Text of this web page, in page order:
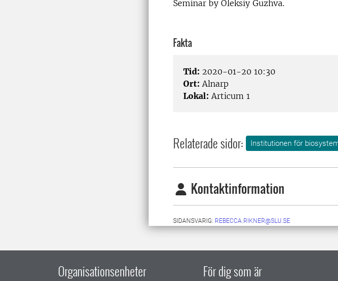
Seminar by Oleksiy Guzhva.
Fakta
Tid: 2020-01-20 10:30
Ort: Alnarp
Lokal: Articum 1
Relaterade sidor: Institutionen för
Kontaktinformation
SIDANSVARIG: REBECCA.RIKNER@SLU.SE
Organisationsenheter För dig som är